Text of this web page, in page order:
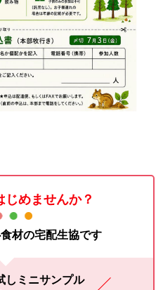
めませんか？
材の宅配生協です
しミニサンプル